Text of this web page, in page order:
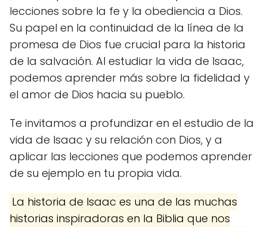
lecciones sobre la fe y la obediencia a Dios.
Su papel en la continuidad de la línea de la
promesa de Dios fue crucial para la historia
de la salvación. Al estudiar la vida de Isaac,
podemos aprender más sobre la fidelidad y
el amor de Dios hacia su pueblo.
Te invitamos a profundizar en el estudio de la
vida de Isaac y su relación con Dios, y a
aplicar las lecciones que podemos aprender
de su ejemplo en tu propia vida.
La historia de Isaac es una de las muchas
historias inspiradoras en la Biblia que nos